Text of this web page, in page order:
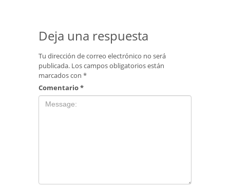
Deja una respuesta
Tu dirección de correo electrónico no será
publicada. Los campos obligatorios están
marcados con *
Comentario*